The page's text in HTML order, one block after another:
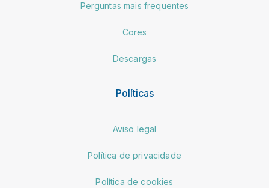
Perguntas mais frequentes
Cores
Descargas
Políticas
Aviso legal
Política de privacidade
Política de cookies